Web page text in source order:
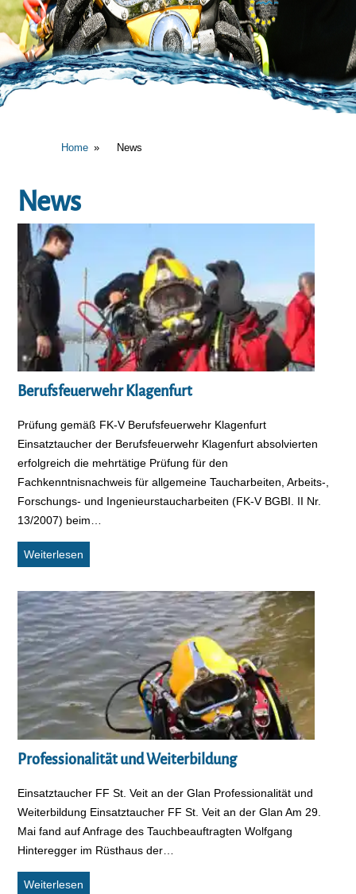
Home News
News
Berufsfeuerwehr Klagenfurt
Prüfung gemäß FK-V Berufsfeuerwehr Klagenfurt
Einsatztaucher der Berufsfeuerwehr Klagenfurt absolvierten
erfolgreich die mehrtätige Prüfung für den
Fachkenntnisnachweis für allgemeine Taucharbeiten, Arbeits-,
Forschungs- und Ingenieurstaucharbeiten (FK-V BGBI. II Nr.
13/2007) beim…
Weiterlesen
Professionalität und Weiterbildung
Einsatztaucher FF St. Veit an der Glan Professionalität und
Weiterbildung Einsatztaucher FF St. Veit an der Glan Am 29.
Mai fand auf Anfrage des Tauchbeauftragten Wolfgang
Hinteregger im Rüsthaus der…
Weiterlesen